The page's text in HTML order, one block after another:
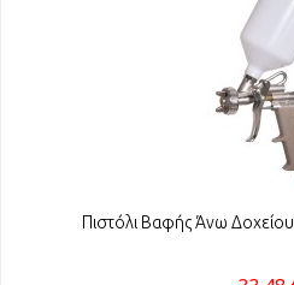
Πιστόλι Βαφής Άνω